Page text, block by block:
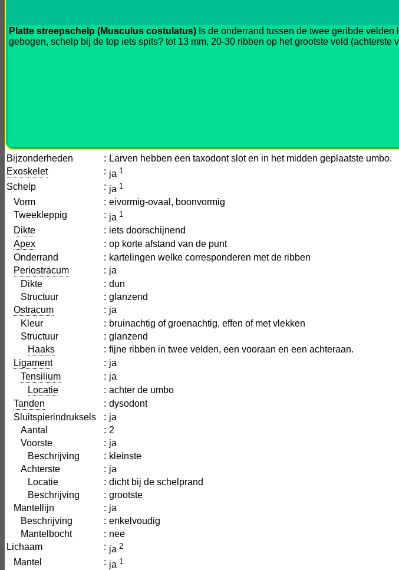
Platte streepschelp (Musculus costulatus) Is de onderrand tussen de twee geribde
gebogen, schelp bij de top iets spits? tot 13 mm, 20-30 ribben op het grootste veld (achterste
Bijzonderheden : Larven hebben een taxodont slot en in het midden geplaatste umbo.
Exoskelet
: ja 1
Schelp : ja 1
Vorm : eivormig-ovaal, boonvormig
Tweekleppig
: ja 1
Dikte : iets doorschijnend
Apex
: op korte afstand van de punt
Onderrand
: kartelingen welke corresponderen met de ribben
Periostracum
: ja
Dikte
: dun
Structuur
: glanzend
Ostracum
: ja
Kleur
: bruinachtig of groenachtig, effen of met vlekken
Structuur
: glanzend
Haaks
: fijne ribben in twee velden, een vooraan en een achteraan.
Ligament
: ja
Tensilium
: ja
Locatie
: achter de umbo
Tanden
: dysodont
Sluitspierindruksels
: ja
Aantal
: 2
Voorste
: ja
Beschrijving
: kleinste
Achterste
: ja
Locatie
: dicht bij de schelprand
Beschrijving
: grootste
Mantellijn
: ja
Beschrijving
: enkelvoudig
Mantelbocht
: nee
Lichaam
: ja 2
Mantel : ja 1